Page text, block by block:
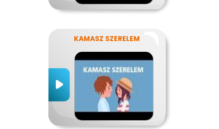
KAMASZ SZERELEM